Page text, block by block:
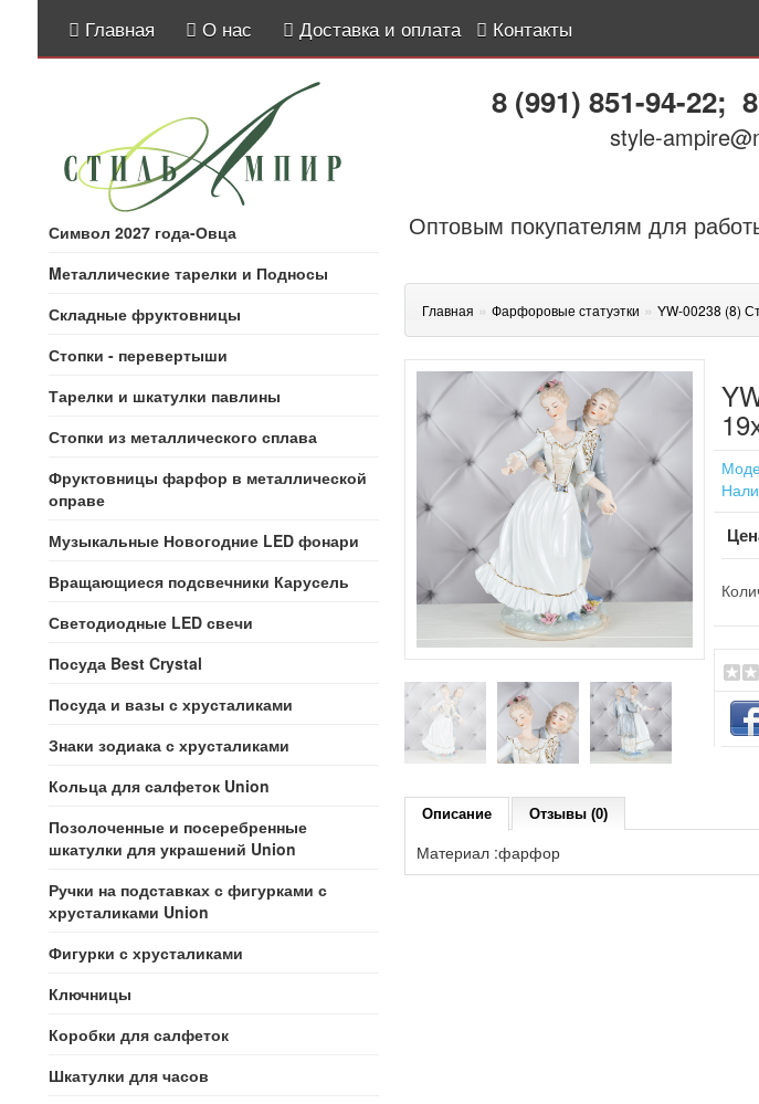
Главная О нас Доставка и оплата Контакты
8 (991) 851-94-22;
style-
Символ 2027 года-Овца
Mеталлические тарелки и Подносы
Складные фруктовницы
Стопки - перевертыши
Тарелки и шкатулки павлины
Стопки из металлического сплава
Фруктовницы фарфор в металлической
оправе
Музыкальные Новогодние LED фонари
Вращающиеся подсвечники Карусель
Светодиодные LED свечи
Посуда Best Crystal
Посуда и вазы с хрусталиками
Знаки зодиака с хрусталиками
Кольца для салфеток Union
Позолоченные и посеребренные
шкатулки для украшений Union
Ручки на подставках с фигурками с
хрусталиками Union
Фигурки с хрусталиками
Ключницы
Коробки для салфеток
Шкатулки для часов
Оптовым покупателям для
Главная » Фарфоровые статуэтки » YW-00238 (8)
Описание Отзывы (0)
Материал :фарфор